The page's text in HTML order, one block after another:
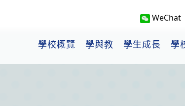
WeChat
學校概覽 學與教 學生成長 學